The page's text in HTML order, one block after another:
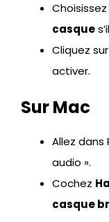
Choisissez
casque
Cliquez
activer.
Sur Mac
Allez dans
audio ».
Cochez
casque